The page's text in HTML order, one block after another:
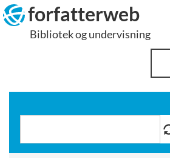
Hop
til
indhold
forfatterweb
Bibliotek og undervisning